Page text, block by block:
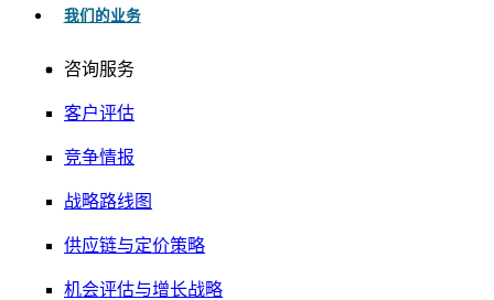
我们的业务
咨询服务
客户评估
竞争情报
战略路线图
供应链与定价策略
机会评估与增长战略